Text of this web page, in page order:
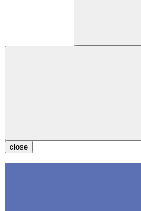
close